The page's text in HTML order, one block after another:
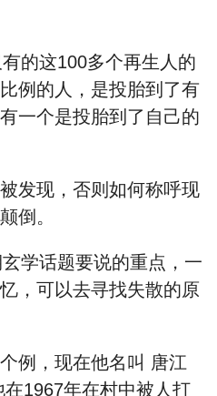
的这100多个再生人的
例的人，是投胎到了有
一个是投胎到了自己的
发现，否则如何称呼现
倒。
学话题要说的重点，一
，可以去寻找失散的原
例，现在他名叫 唐江
在1967年在村中被人打